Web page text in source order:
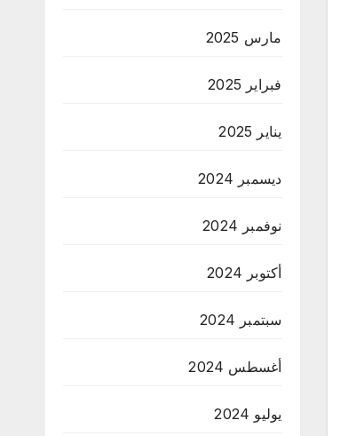
مارس 2025
فبراير 2025
يناير 2025
ديسمبر 2024
نوفمبر 2024
أكتوبر 2024
سبتمبر 2024
أغسطس 2024
يوليو 2024